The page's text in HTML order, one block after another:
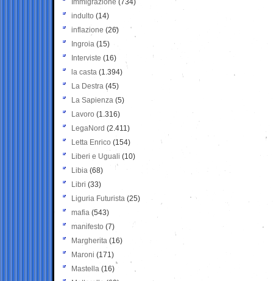
Immigrazione (734)
indulto (14)
inflazione (26)
Ingroia (15)
Interviste (16)
la casta (1.394)
La Destra (45)
La Sapienza (5)
Lavoro (1.316)
LegaNord (2.411)
Letta Enrico (154)
Liberi e Uguali (10)
Libia (68)
Libri (33)
Liguria Futurista (25)
mafia (543)
manifesto (7)
Margherita (16)
Maroni (171)
Mastella (16)